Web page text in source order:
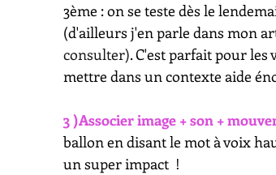
3ème : on se teste dès le
(d'ailleurs j'en parle dans mon
consulter). C'est parfait pour les
mettre dans un contexte aide
3 )Associer image + son +
ballon en disant le mot à voix
un super impact  !